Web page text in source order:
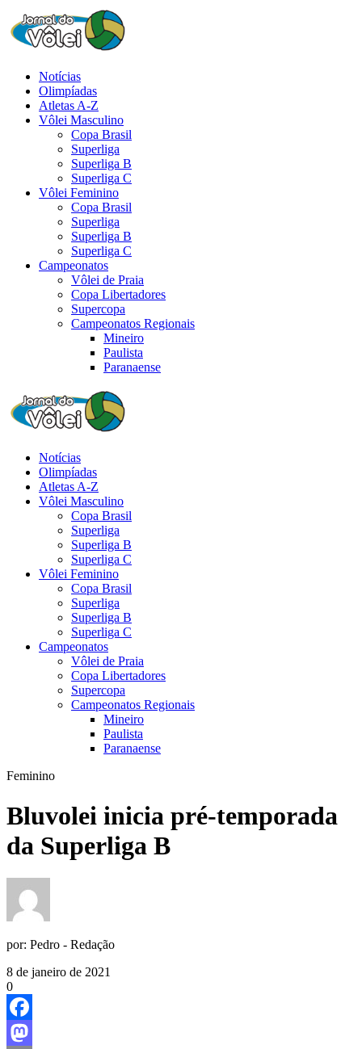
Notícias
Olimpíadas
Atletas A-Z
Vôlei Masculino
Copa Brasil
Superliga
Superliga B
Superliga C
Vôlei Feminino
Copa Brasil
Superliga
Superliga B
Superliga C
Campeonatos
Vôlei de Praia
Copa Libertadores
Supercopa
Campeonatos Regionais
Mineiro
Paulista
Paranaense
Notícias
Olimpíadas
Atletas A-Z
Vôlei Masculino
Copa Brasil
Superliga
Superliga B
Superliga C
Vôlei Feminino
Copa Brasil
Superliga
Superliga B
Superliga C
Campeonatos
Vôlei de Praia
Copa Libertadores
Supercopa
Campeonatos Regionais
Mineiro
Paulista
Paranaense
Feminino
Bluvolei inicia pré-temporada
da Superliga B
por: Pedro - Redação
8 de janeiro de 2021
0
Facebook